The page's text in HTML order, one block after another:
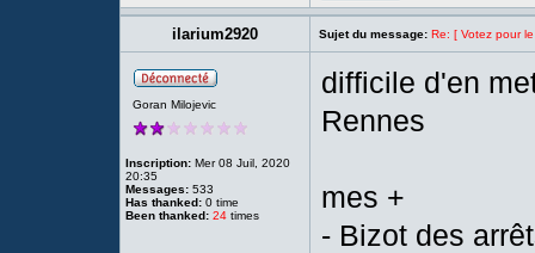
ilarium2920 Sujet du message: Re: [ Votez pour
Goran Milojevic
Inscription: Mer 08 Juil, 2020
20:35
Messages: 533
Has thanked: 0 time
Been thanked: 24 times
difficile d'en
Rennes
mes +
- Bizot des